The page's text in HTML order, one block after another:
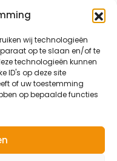
wij technologieën
op te slaan en/of te
technologieën kunnen
ID's op deze site
of uw toestemming
op bepaalde functies
17
15